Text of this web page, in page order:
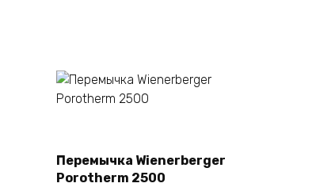
В корзину
Перемычка Wienerberger
Porotherm 2500